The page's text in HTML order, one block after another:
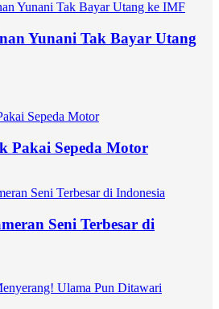
Yunani Tak Bayar Utang
Pakai Sepeda Motor
Seni Terbesar di